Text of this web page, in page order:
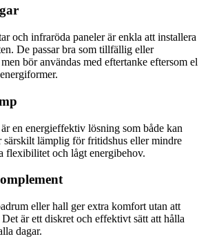
och infraröda paneler är enkla att installera
De passar bra som tillfällig eller
bör användas med eftertanke eftersom el
en energieffektiv lösning som både kan
särskilt lämplig för fritidshus eller mindre
flexibilitet och lågt energibehov.
eller hall ger extra komfort utan att
är ett diskret och effektivt sätt att hålla
dagar.